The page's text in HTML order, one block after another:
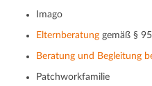
Imago
Elternberatunggemäß §
Beratung und Begleitung
Patchworkfamilie